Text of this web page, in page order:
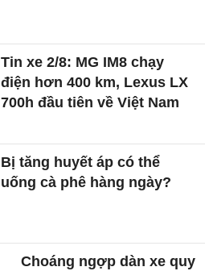
Tin xe 2/8: MG IM8 chạy
điện hơn 400 km, Lexus LX
700h đầu tiên về Việt Nam
Bị tăng huyết áp có thể
uống cà phê hàng ngày?
Choáng ngợp dàn xe quy